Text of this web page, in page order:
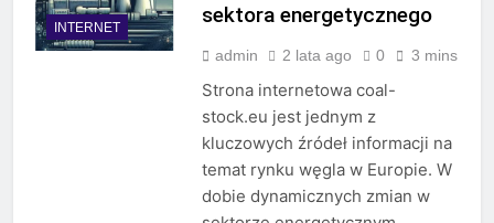
INTERNET
sektora energetycznego
admin 2 lata ago 0 3 mins
Strona internetowa coal-
stock.eu jest jednym z
kluczowych źródeł informacji na
temat rynku węgla w Europie. W
dobie dynamicznych zmian w